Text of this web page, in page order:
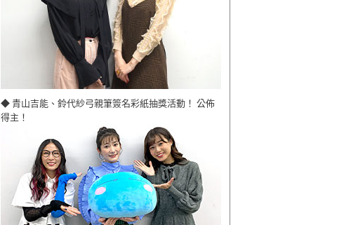
◆ 青山吉能、鈴代紗弓親筆簽名彩紙抽獎活動！ 公佈
得主！